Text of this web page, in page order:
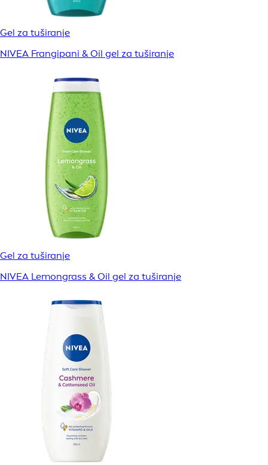
Gel za tuširanje
NIVEA Frangipani & Oil gel za tuširanje
Gel za tuširanje
NIVEA Lemongrass & Oil gel za tuširanje